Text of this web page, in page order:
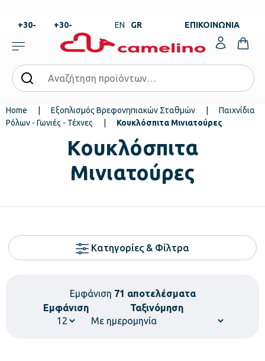
+30-
99273
+30-
23820-
99673
EN GR ΕΠΙΚΟΙΝΩΝΙΑ
Home Εξοπλισμός Βρεφονηπιακών Σταθμών
Παιχνίδια
Ρόλων - Γωνιές - Τέχνες
Κουκλόσπιτα Μινιατούρες
Κουκλόσπιτα
Μινιατούρες
Κατηγορίες & Φίλτρα
Εμφάνιση 71 αποτελέσματα
Εμφάνιση
Ταξινόμηση